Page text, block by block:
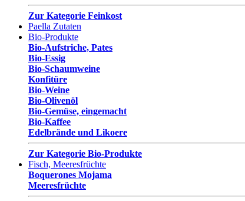
Zur Kategorie Feinkost
Paella Zutaten
Bio-Produkte
Bio-Aufstriche, Pates
Bio-Essig
Bio-Schaumweine
Konfitüre
Bio-Weine
Bio-Olivenöl
Bio-Gemüse, eingemacht
Bio-Kaffee
Edelbrände und Likoere
Zur Kategorie Bio-Produkte
Fisch, Meeresfrüchte
Boquerones Mojama
Meeresfrüchte